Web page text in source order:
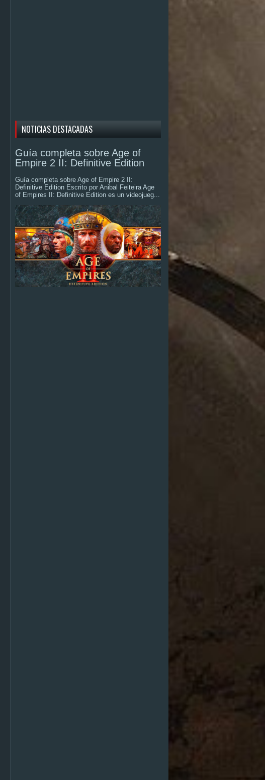
NOTICIAS DESTACADAS
Guía completa sobre Age of
Empire 2 II: Definitive Edition
Guía completa sobre Age of Empire 2 II:
Definitive Edition Escrito por Anibal Feiteira Age
of Empires II: Definitive Edition es un videojueg...